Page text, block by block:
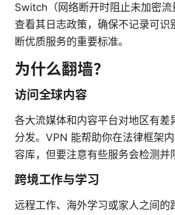
Switch（网络断开时阻止未加密流
查看其日志政策，确保不记录可识
断优质服务的重要标准。
为什么翻墙？
访问全球内容
各大流媒体和内容平台对地区有差
分发。VPN 能帮助你在法律框架
容库，但要注意有些服务会检测并
跨境工作与学习
远程工作、海外学习或家人之间的